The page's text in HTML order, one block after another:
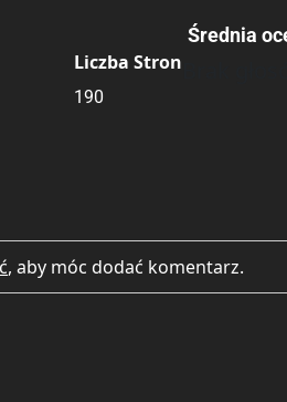
Liczba Stron
190
Średnia
, aby móc dodać komentarz.